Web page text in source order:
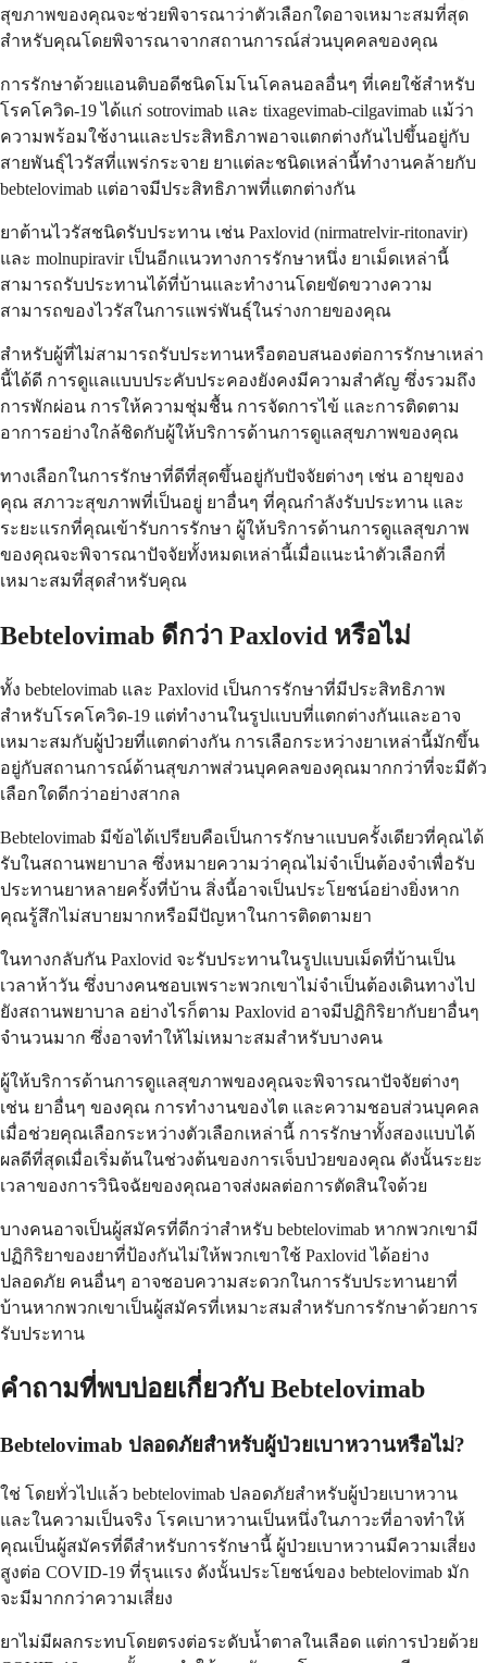
สุขภาพของคุณจะช่วยพิจารณาว่าตัวเลือกใดอาจเหมาะสมที่สุด
สำหรับคุณโดยพิจารณาจากสถานการณ์ส่วนบุคคลของคุณ
การรักษาด้วยแอนติบอดีชนิดโมโนโคลนอลอื่นๆ ที่เคยใช้สำหรับ
โรคโควิด-19 ได้แก่ sotrovimab และ tixagevimab-cilgavimab แม้ว่า
ความพร้อมใช้งานและประสิทธิภาพอาจแตกต่างกันไปขึ้นอยู่กับ
สายพันธุ์ไวรัสที่แพร่กระจาย ยาแต่ละชนิดเหล่านี้ทำงานคล้ายกับ
bebtelovimab แต่อาจมีประสิทธิภาพที่แตกต่างกัน
ยาต้านไวรัสชนิดรับประทาน เช่น Paxlovid (nirmatrelvir-ritonavir)
และ molnupiravir เป็นอีกแนวทางการรักษาหนึ่ง ยาเม็ดเหล่านี้
สามารถรับประทานได้ที่บ้านและทำงานโดยขัดขวางความ
สามารถของไวรัสในการแพร่พันธุ์ในร่างกายของคุณ
สำหรับผู้ที่ไม่สามารถรับประทานหรือตอบสนองต่อการรักษาเหล่า
นี้ได้ดี การดูแลแบบประคับประคองยังคงมีความสำคัญ ซึ่งรวมถึง
การพักผ่อน การให้ความชุ่มชื้น การจัดการไข้ และการติดตาม
อาการอย่างใกล้ชิดกับผู้ให้บริการด้านการดูแลสุขภาพของคุณ
ทางเลือกในการรักษาที่ดีที่สุดขึ้นอยู่กับปัจจัยต่างๆ เช่น อายุของ
คุณ สภาวะสุขภาพที่เป็นอยู่ ยาอื่นๆ ที่คุณกำลังรับประทาน และ
ระยะแรกที่คุณเข้ารับการรักษา ผู้ให้บริการด้านการดูแลสุขภาพ
ของคุณจะพิจารณาปัจจัยทั้งหมดเหล่านี้เมื่อแนะนำตัวเลือกที่
เหมาะสมที่สุดสำหรับคุณ
Bebtelovimab ดีกว่า Paxlovid หรือไม่
ทั้ง bebtelovimab และ Paxlovid เป็นการรักษาที่มีประสิทธิภาพ
สำหรับโรคโควิด-19 แต่ทำงานในรูปแบบที่แตกต่างกันและอาจ
เหมาะสมกับผู้ป่วยที่แตกต่างกัน การเลือกระหว่างยาเหล่านี้มักขึ้น
อยู่กับสถานการณ์ด้านสุขภาพส่วนบุคคลของคุณมากกว่าที่จะมีตัว
เลือกใดดีกว่าอย่างสากล
Bebtelovimab มีข้อได้เปรียบคือเป็นการรักษาแบบครั้งเดียวที่คุณได้
รับในสถานพยาบาล ซึ่งหมายความว่าคุณไม่จำเป็นต้องจำเพื่อรับ
ประทานยาหลายครั้งที่บ้าน สิ่งนี้อาจเป็นประโยชน์อย่างยิ่งหาก
คุณรู้สึกไม่สบายมากหรือมีปัญหาในการติดตามยา
ในทางกลับกัน Paxlovid จะรับประทานในรูปแบบเม็ดที่บ้านเป็น
เวลาห้าวัน ซึ่งบางคนชอบเพราะพวกเขาไม่จำเป็นต้องเดินทางไป
ยังสถานพยาบาล อย่างไรก็ตาม Paxlovid อาจมีปฏิกิริยากับยาอื่นๆ
จำนวนมาก ซึ่งอาจทำให้ไม่เหมาะสมสำหรับบางคน
ผู้ให้บริการด้านการดูแลสุขภาพของคุณจะพิจารณาปัจจัยต่างๆ
เช่น ยาอื่นๆ ของคุณ การทำงานของไต และความชอบส่วนบุคคล
เมื่อช่วยคุณเลือกระหว่างตัวเลือกเหล่านี้ การรักษาทั้งสองแบบได้
ผลดีที่สุดเมื่อเริ่มต้นในช่วงต้นของการเจ็บป่วยของคุณ ดังนั้นระยะ
เวลาของการวินิจฉัยของคุณอาจส่งผลต่อการตัดสินใจด้วย
บางคนอาจเป็นผู้สมัครที่ดีกว่าสำหรับ bebtelovimab หากพวกเขามี
ปฏิกิริยาของยาที่ป้องกันไม่ให้พวกเขาใช้ Paxlovid ได้อย่าง
ปลอดภัย คนอื่นๆ อาจชอบความสะดวกในการรับประทานยาที่
บ้านหากพวกเขาเป็นผู้สมัครที่เหมาะสมสำหรับการรักษาด้วยการ
รับประทาน
คำถามที่พบบ่อยเกี่ยวกับ Bebtelovimab
Bebtelovimab ปลอดภัยสำหรับผู้ป่วยเบาหวานหรือไม่?
ใช่ โดยทั่วไปแล้ว bebtelovimab ปลอดภัยสำหรับผู้ป่วยเบาหวาน
และในความเป็นจริง โรคเบาหวานเป็นหนึ่งในภาวะที่อาจทำให้
คุณเป็นผู้สมัครที่ดีสำหรับการรักษานี้ ผู้ป่วยเบาหวานมีความเสี่ยง
สูงต่อ COVID-19 ที่รุนแรง ดังนั้นประโยชน์ของ bebtelovimab มัก
จะมีมากกว่าความเสี่ยง
ยาไม่มีผลกระทบโดยตรงต่อระดับน้ำตาลในเลือด แต่การป่วยด้วย